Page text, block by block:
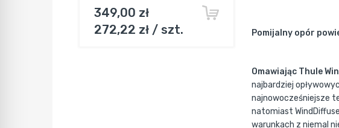
349,00 zł
272,22 zł / szt.
Pomijalny opór
Omawiając Thule
najbardziej
najnowocześniejsze
natomiast
warunkach z niemal